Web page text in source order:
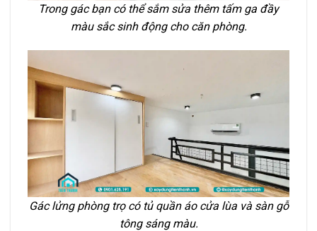
Trong gác bạn có thể sắm sửa thêm tấm ga đầy
màu sắc sinh động cho căn phòng.
Gác lửng phòng trọ có tủ quần áo cửa lùa và sàn gỗ
tông sáng màu.